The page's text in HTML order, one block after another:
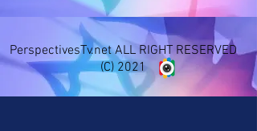
PerspectivesTv.net ALL RIGHT RESERVED
(C) 2021